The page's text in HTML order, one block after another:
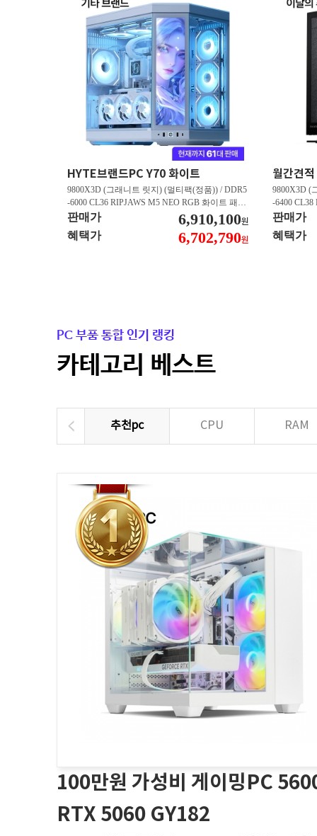
HYTE브랜드PC Y70 화이트
9800X3D (그래니트 릿지) (멀티팩(정품)) / DDR5
-6000 CL36 RIPJAWS M5 NEO RGB 화이트 패키
지 (32GB(16Gx2)) / B850M AORUS ELITE WIFI6
E ICE 피씨디렉트 / 지포스 RTX 5080 AERO OC S
FF D7 16GB 제이씨현 / BLACK SN850X M.2 NV
판매가 6,910,100원
혜택가 6,702,790원
9800X3D (
-6400 CL38
스
/ 라데온
0 M.2
판매가
혜택가
PC 부품 통합 인기 랭킹
카테고리 베스트
추천pc CPU RAM
100만원 가성비 게이밍PC
RTX 5060 GY182